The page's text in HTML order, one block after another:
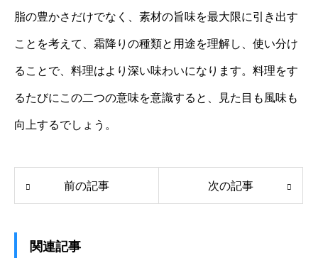
脂の豊かさだけでなく、素材の旨味を最大限に引き出す
ことを考えて、霜降りの種類と用途を理解し、使い分け
ることで、料理はより深い味わいになります。料理をす
るたびにこの二つの意味を意識すると、見た目も風味も
向上するでしょう。
前の記事 次の記事
関連記事